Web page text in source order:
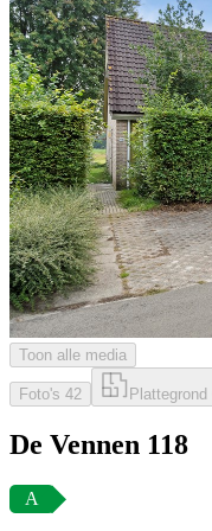
Toon alle media
Foto's 42 Plattegrond
De Vennen 118
A